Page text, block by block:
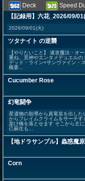
Deck Speed
【記録用】六花_2026/09/
2026/09/01(火)
ツタナイト の逆襲
【やりたいこと】 速攻魔法・オ
重ね、見神やエンタメデュエルの
デッド・ライン+サンヴァイン・
概要...
Cucumber Rose
幻竜闘争
星遺物の胎導から真竜皇を出し
からフレイムクライムをサーチ
架け橋を落とせます そこから主
己蘇生も...
【地ドラサンプル】蟲惑魔
Corn